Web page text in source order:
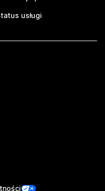
usługi